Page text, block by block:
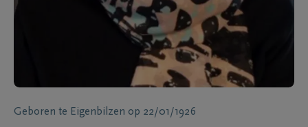
Geboren te Eigenbilzen op 22/01/1926